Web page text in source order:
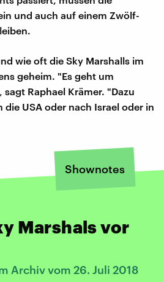
und auch auf einem Zwölf-
wie oft die Sky Marshalls im
geheim. "Es geht um
Raphael Krämer. "Dazu
USA oder nach Israel oder in
Shownotes
Marshals vor
Archiv vom 26. Juli 2018